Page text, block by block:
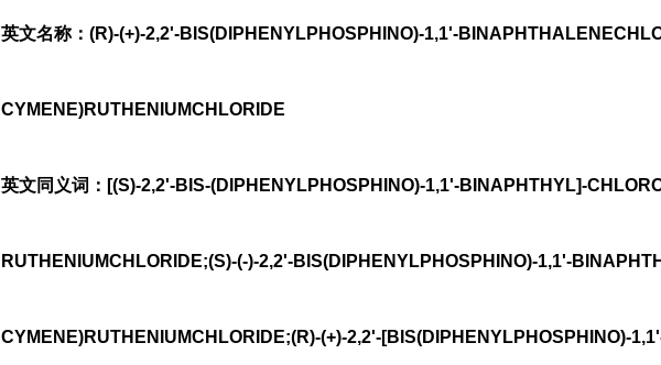
英文名称：(R)-(+)-2,2'-BIS(DIPHENYLPHOSPHINO)-1,1'-
CYMENE)RUTHENIUMCHLORIDE
英文同义词：[(S)-2,2'-BIS-(DIPHENYLPHOSPHINO)-1,1'-BINAPHTHYL]-
RUTHENIUMCHLORIDE;(S)-(-)-2,2'-BIS(DIPHENYLPHOSPHINO)-1,1'-
CYMENE)RUTHENIUMCHLORIDE;(R)-(+)-2,2'-[BIS(DIPHENYLPHOSPHINO)-